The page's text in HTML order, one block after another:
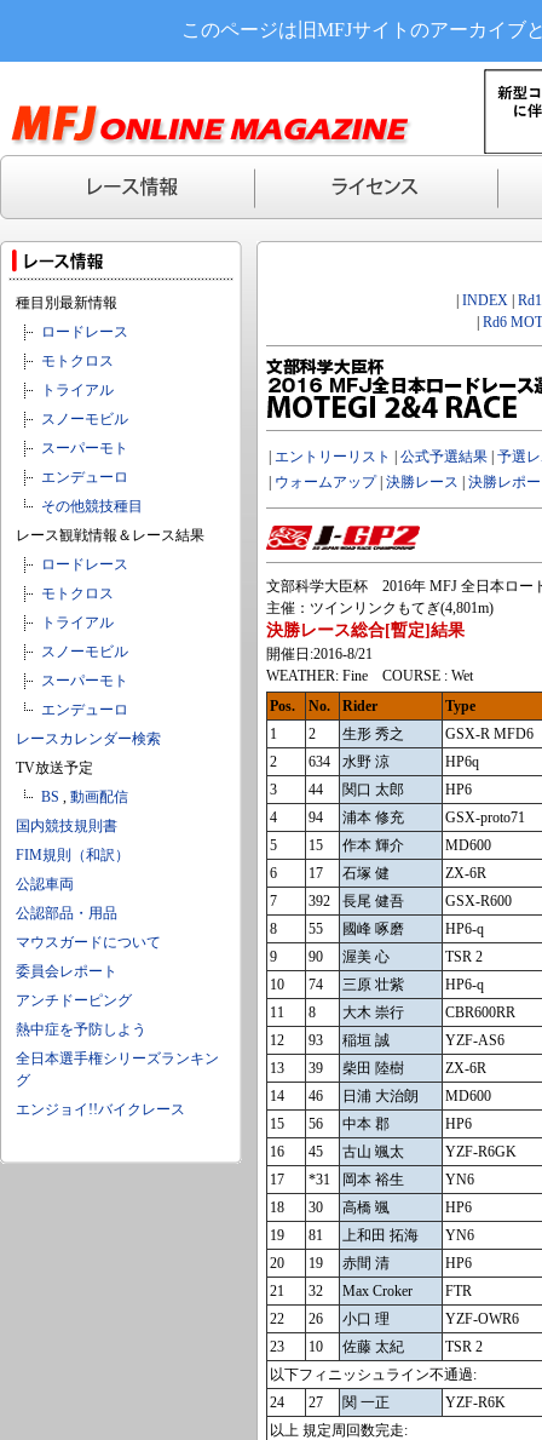
このページは旧MFJサイトのアーカイブ
種目別最新情報
ロードレース
モトクロス
トライアル
スノーモビル
スーパーモト
エンデューロ
その他競技種目
レース観戦情報＆レース結果
ロードレース
モトクロス
トライアル
スノーモビル
スーパーモト
エンデューロ
レースカレンダー検索
TV放送予定
BS , 動画配信
国内競技規則書
FIM規則（和訳）
公認車両
公認部品・用品
マウスガードについて
委員会レポート
アンチドーピング
熱中症を予防しよう
全日本選手権シリーズランキン
グ
エンジョイ!!バイクレース
INDEX
Rd6
エントリーリスト 公式予選結果 予選
ウォームアップ| 決勝レース 決勝レポ
文部科学大臣杯 2016年 MFJ 全日本ロー
主催：ツインリンクもてぎ(4,801m)
決勝レース総合[暫定]結果
開催日:2016-8/21
WEATHER: Fine COURSE : Wet
Pos.
No. Rider
Type
1
2 生形 秀之
GSX-R MFD6
2
634 水野 涼
HP6q
3
44 関口 太郎
HP6
4
94 浦本 修充
GSX-proto71
5
15 作本 輝介
MD600
6
17 石塚 健
ZX-6R
7
392 長尾 健吾
GSX-R600
8
55 國峰 啄磨
HP6-q
9
90 渥美 心
TSR 2
10
74 三原 壮紫
HP6-q
11
8 大木 崇行
CBR600RR
12
93 稲垣 誠
YZF-AS6
13
39 柴田 陸樹
ZX-6R
14
46 日浦 大治朗
MD600
15
56 中本 郡
HP6
16
45 古山 颯太
YZF-R6GK
17
*31 岡本 裕生
YN6
18
30 高橋 颯
HP6
19
81 上和田 拓海
YN6
20
19 赤間 清
HP6
21
32 Max Croker
FTR
22
26 小口 理
YZF-OWR6
23
10 佐藤 太紀
TSR 2
以下フィニッシュライン不通過:
24
27 関 一正
YZF-R6K
以上 規定周回数完走: